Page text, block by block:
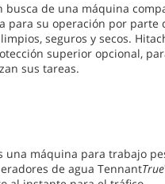
busca de una máquina
para su operación por parte
seguros y secos.
superior opcional,
sus tareas.
una máquina para trabajo
de agua TennantTrue